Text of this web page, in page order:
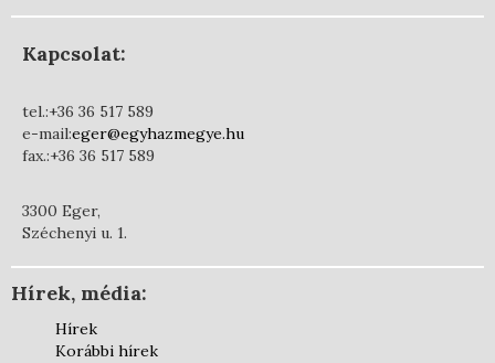
Kapcsolat:
tel.:+36 36 517 589
e-mail:eger@egyhazmegye.hu
fax.:+36 36 517 589
3300 Eger,
Széchenyi u. 1.
Hírek, média:
Hírek
Korábbi hírek